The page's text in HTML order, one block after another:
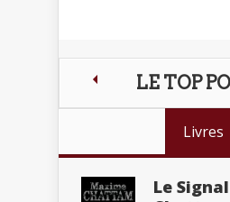
LE TOP
Livres
Le